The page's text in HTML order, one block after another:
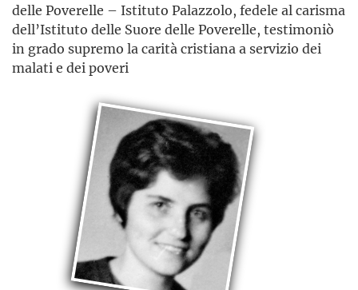
delle Poverelle – Istituto Palazzolo, fedele al carisma
dell’Istituto delle Suore delle Poverelle, testimoniò
in grado supremo la carità cristiana a servizio dei
malati e dei poveri